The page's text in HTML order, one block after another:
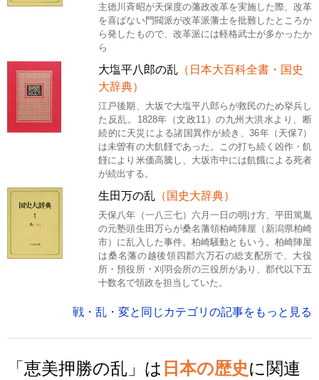
主徳川斉昭が天保度の藩政改革を実施した際、改革
を喜ばない門閥派が改革派藩士を批難したところか
ら発したもので、改革派には軽格武士が多かったか
ら
大塩平八郎の乱 （日本大百科全書・国史
大辞典）
江戸後期、大坂で大塩平八郎らが救民のため挙兵し
た反乱。1828年（文政11）の九州大洪水より、断
続的に天災による諸国異作が続き、36年（天保7）
は未曽有の大飢饉であった。この打ち続く凶作・飢
饉により米価高騰し、大坂市中には飢餓による死者
が続出する。
生田万の乱 （国史大辞典）
天保八年（一八三七）六月一日の明け方、平田篤胤
の元塾頭生田万らが桑名藩領柏崎陣屋（新潟県柏崎
市）に乱入した事件。柏崎騒動ともいう。柏崎陣屋
は桑名藩の越後領四郡六万石の総支配所で、大役
所・預役所・刈羽会所の三役所があり、郡代以下五
十数名で領政を担当していた。
戦・乱・変と同じカテゴリの記事をもっと見る
「恵美押勝の乱」は 日本の歴史に関連